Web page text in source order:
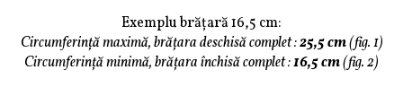
Exemplu brățară 16,5 cm:
Circumferință maximă, brățara deschisă complet :25,5 cm(fig. 1)
Circumferință minimă, brățara închisă complet :16,5 cm(fig. 2)